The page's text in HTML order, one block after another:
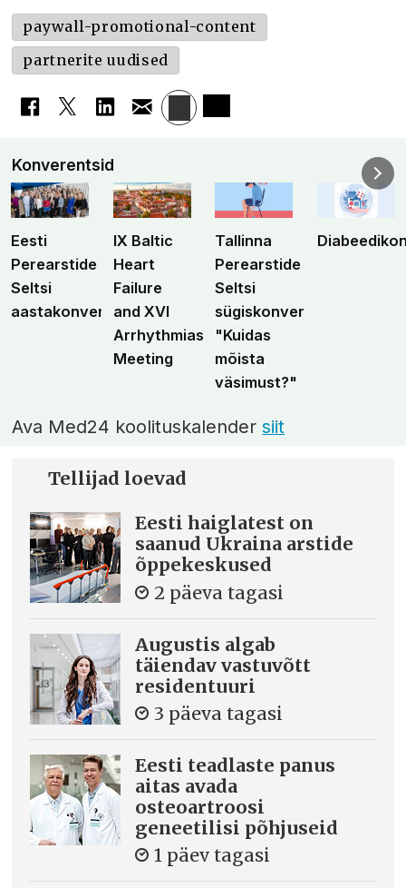
paywall-promotional-content
partnerite uudised
Konverentsid
Eesti
Perearstide
Seltsi
aastakonverents
IX Baltic
Heart
Failure
and XVI
Arrhythmias
Meeting
Tallinna
Perearstide
Seltsi
sügiskonverents
"Kuidas
mõista
väsimust?"
Ava Med24 koolituskalendersiit
Tellijad loevad
Eesti haiglatest on
saanud Ukraina arstide
õppekeskused
2 päeva tagasi
Augustis algab
täiendav vastuvõtt
residentuuri
3 päeva tagasi
Eesti teadlaste panus
aitas avada
osteoartroosi
geneetilisi põhjuseid
1 päev tagasi